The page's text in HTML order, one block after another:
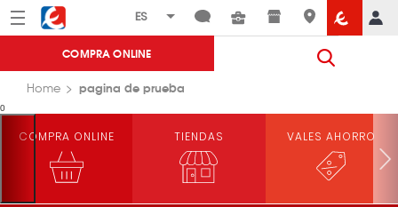
Menú Eroski
COMPRA ONLINE
Home pagina de prueba
0
COMPRA ONLINE TIENDAS VALES AHORRO